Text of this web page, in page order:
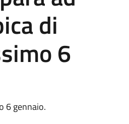
di
6
6 gennaio.